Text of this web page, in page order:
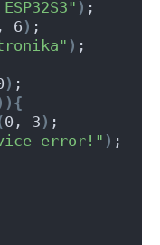
) ;
6 ) ;
) ;
) ;
0, 3 ) ;
error!" ) ;